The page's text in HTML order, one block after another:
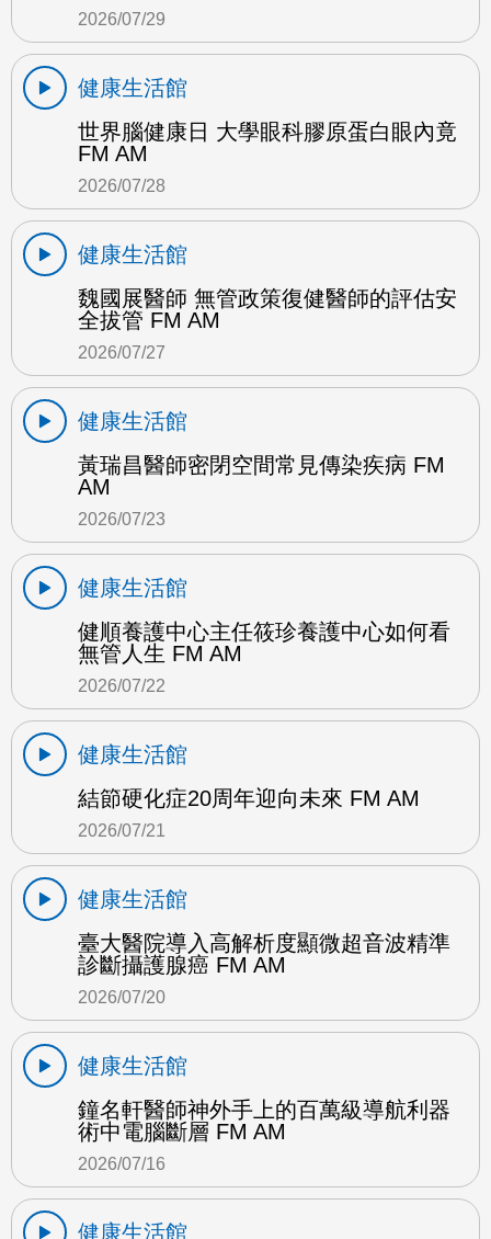
2026/07/29
健康生活館
世界腦健康日 大學眼科膠原蛋白眼內竟
FM AM
2026/07/28
健康生活館
魏國展醫師 無管政策復健醫師的評估安
全拔管 FM AM
2026/07/27
健康生活館
黃瑞昌醫師密閉空間常見傳染疾病 FM
AM
2026/07/23
健康生活館
健順養護中心主任筱珍養護中心如何看
無管人生 FM AM
2026/07/22
健康生活館
結節硬化症20周年迎向未來 FM AM
2026/07/21
健康生活館
臺大醫院導入高解析度顯微超音波精準
診斷攝護腺癌 FM AM
2026/07/20
健康生活館
鐘名軒醫師神外手上的百萬級導航利器
術中電腦斷層 FM AM
2026/07/16
健康生活館